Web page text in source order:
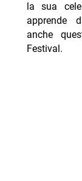
la sua
apprende
anche
Festival.